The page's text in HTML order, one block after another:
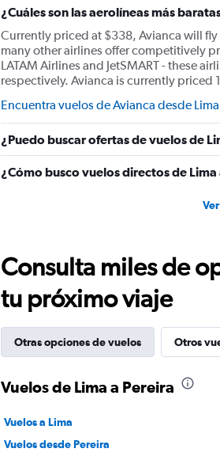
¿Cuáles son las aerolíneas más
Currently priced at $338, Avianca will
many other airlines offer competitively
LATAM Airlines and JetSMART - these
respectively. Avianca is currently priced
Encuentra vuelos de Avianca desde
¿Puedo buscar ofertas de vuelos de
¿Cómo busco vuelos directos de Lima
Consulta miles de
tu próximo viaje
Otras opciones de vuelos Otros
Vuelos de Lima a Pereira
Vuelos a Lima
Vuelos desde Pereira